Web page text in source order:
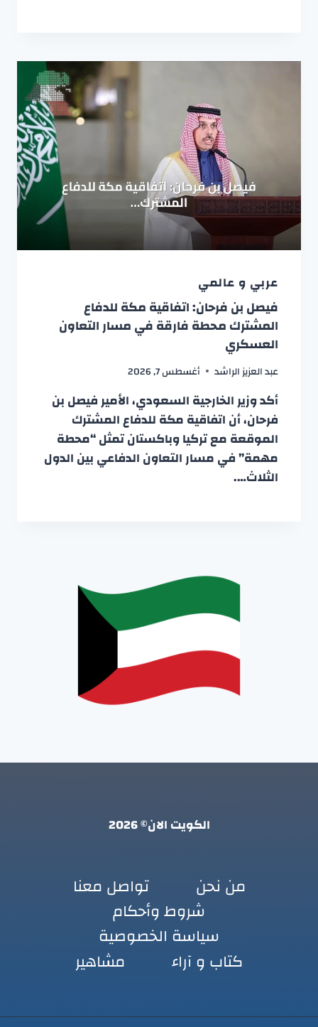
عربي و عالمي
فيصل بن فرحان: اتفاقية مكة للدفاع
المشترك محطة فارقة في مسار التعاون
العسكري
عبد العزيز الراشد أغسطس 7, 2026
أكد وزير الخارجية السعودي، الأمير فيصل بن
فرحان، أن اتفاقية مكة للدفاع المشترك
الموقعة مع تركيا وباكستان تمثل “محطة
مهمة” في مسار التعاون الدفاعي بين الدول
الثلاث….
الكويت الان© 2026
من نحن
تواصل معنا
شروط وأحكام
سياسة الخصوصية
كتاب و آراء
مشاهير